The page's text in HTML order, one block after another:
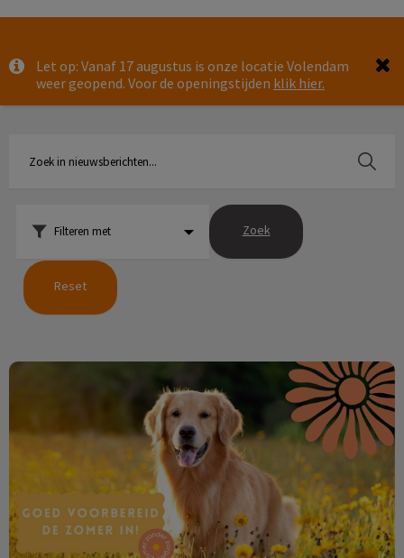
Zoek
Zoek
Let op: Vanaf 17 augustus is onze locatie Volendam
weer geopend. Voor de openingstijden klik hier.
Filteren met Zoek
Reset
De zomerchecklist voor je huisdier